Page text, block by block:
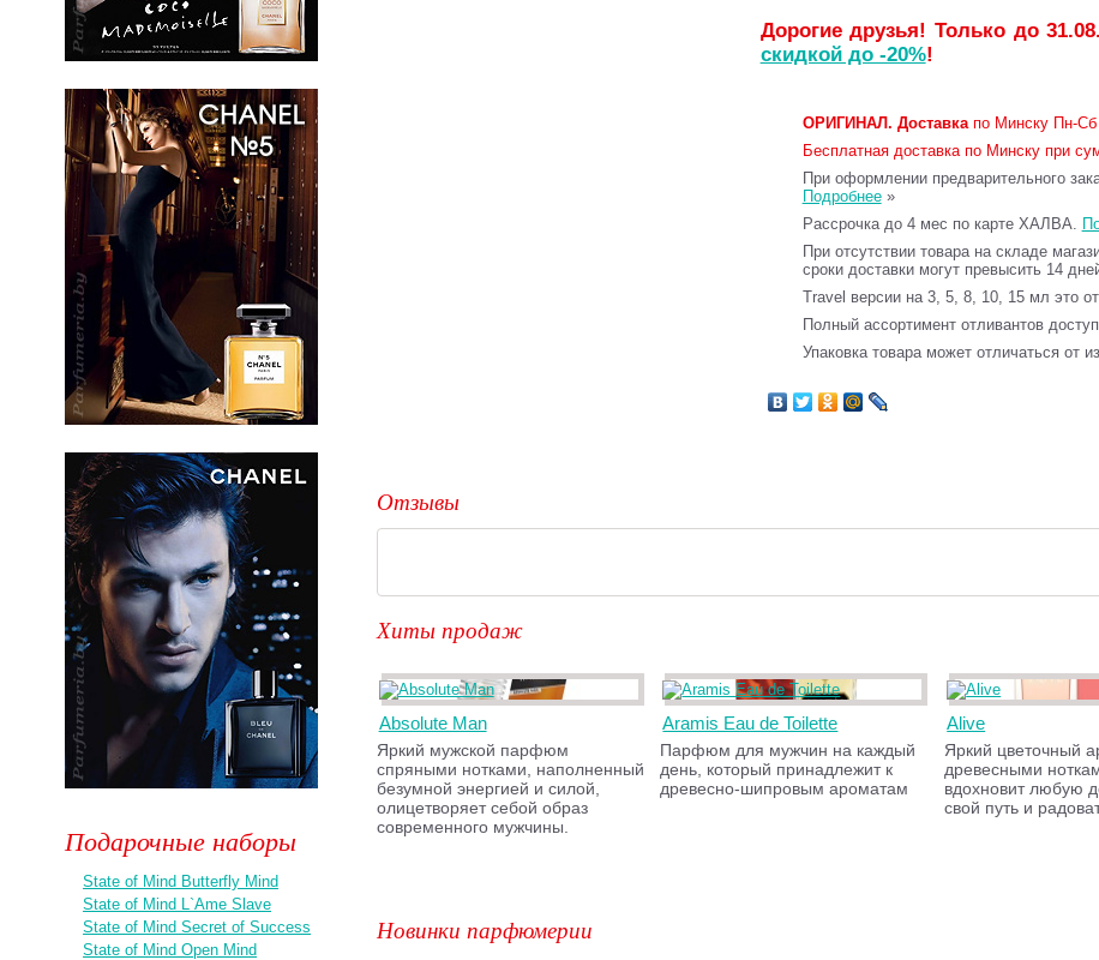
Дорогие друзья! Только до
скидкой до -20%!
ОРИГИНАЛ. Доставкапо Минску Пн-Сб
Бесплатная доставка по Минску при
При оформлении предварительного
Подробнее»
Рассрочка до 4 мес по карте ХАЛВА.
При отсутствии товара на складе
сроки доставки могут превысить 14
Travel версии на 3, 5, 8, 10, 15 мл это
Полный ассортимент отливантов
Упаковка товара может отличаться от
Отзывы
Хиты продаж
Absolute Man
Яркий мужской парфюм
спряными нотками, наполненный
безумной энергией и силой,
олицетворяет себой образ
современного мужчины.
Aramis Eau de Toilette
Парфюм для мужчин на каждый
день, который принадлежит к
древесно-шипровым ароматам
Alive
Яркий цветочный
древесными
вдохновит любую
свой путь и
Новинки парфюмерии
Подарочные наборы
State of Mind Butterfly Mind
State of Mind L`Ame Slave
State of Mind Secret of Success
State of Mind Open Mind